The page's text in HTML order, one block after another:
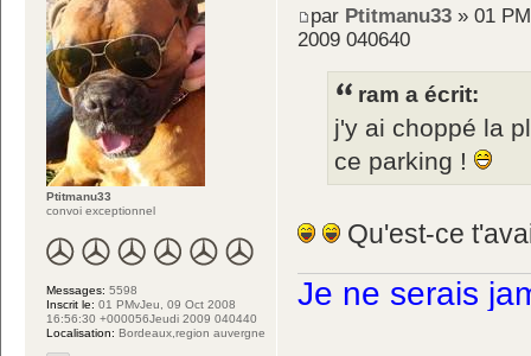
par Ptitmanu33 » 01
2009 040640
ram a écrit:
j'y ai choppé la
ce parking !
Qu'est-ce
Je ne serais
Ptitmanu33
convoi exceptionnel
Messages: 5598
Inscrit le: 01 PMvJeu, 09 Oct 2008
16:56:30 +000056Jeudi 2009 040440
Localisation: Bordeaux,region auvergne